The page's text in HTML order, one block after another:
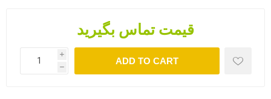
قیمت تماس بگیرید
i
h
ADD TO CART